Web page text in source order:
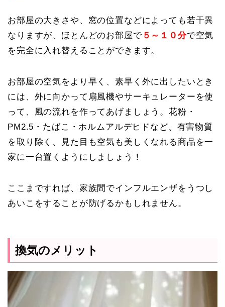
お部屋の大きさや、窓の位置などによっても若干異
なりますが、ほとんどのお部屋で ５～１０分で空気
を完全に入れ替えることができます。
お部屋の空気をより早く、素早く外に出したいとき
には、外に向かって扇風機やサーキュレーターを使
って、風の流れを作ってあげましょう。花粉・
PM2.5・たばこ・ホルムアルデヒドなど、有害物質
を取り除く、見た目も空気も美しくなれる商品を一
家に一台置くようにしましょう！
ここまですれば、家族間でインフルエンザをうつし
あいこをすることが防げるかもしれません。
換気のメリット